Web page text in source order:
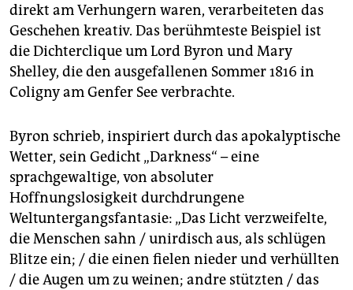
direkt am Verhungern waren, verarbeiteten das
Geschehen kreativ. Das berühmteste Beispiel ist
die Dichterclique um Lord Byron und Mary
Shelley, die den ausgefallenen Sommer 1816 in
Coligny am Genfer See verbrachte.
Byron schrieb, inspiriert durch das apokalyptische
Wetter, sein Gedicht „Darkness“ – eine
sprachgewaltige, von absoluter
Hoffnungslosigkeit durchdrungene
Weltuntergangsfantasie: „Das Licht verzweifelte,
die Menschen sahn / unirdisch aus, als schlügen
Blitze ein; / die einen fielen nieder und verhüllten
/ die Augen um zu weinen; andre stützten / das